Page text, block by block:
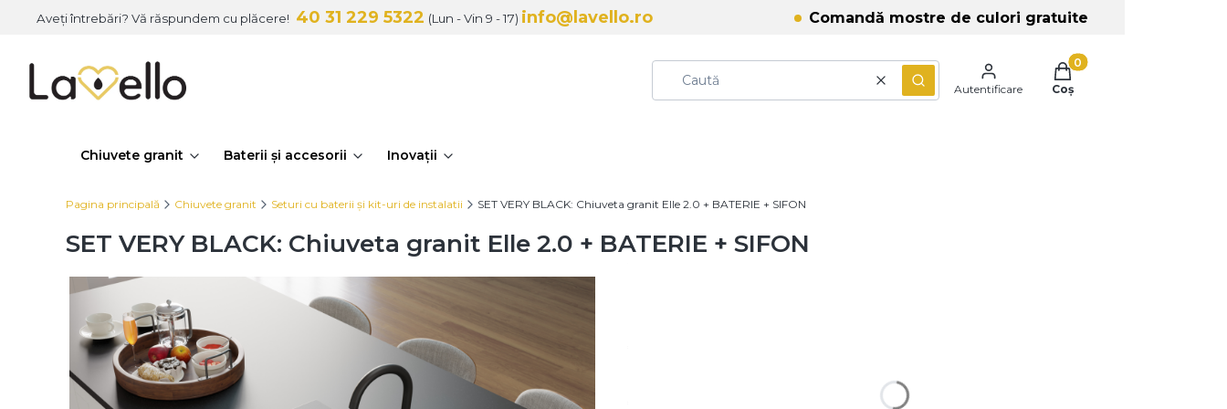
Aveți întrebări? Vă răspundem cu plăcere! 40 31 229 5322 (Lun - Vin 9 - 17) info@lavello.ro Comandă mostre de culori gratuite
ȘtergeCautăAutentificare
Produse în coș: 0. Vezi
Coș
Chiuvete granit Baterii și accesorii Inovații
Pagina principală Chiuvete granit Seturi cu baterii și kit-uri de instalatii SET VERY BLACK: Chiuveta granit Elle 2.0 + BATERIE + SIFON
SET VERY BLACK: Chiuveta granit Elle 2.0 + BATERIE + SIFON